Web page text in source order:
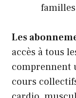
Les
accès à tous
comprennent
cours